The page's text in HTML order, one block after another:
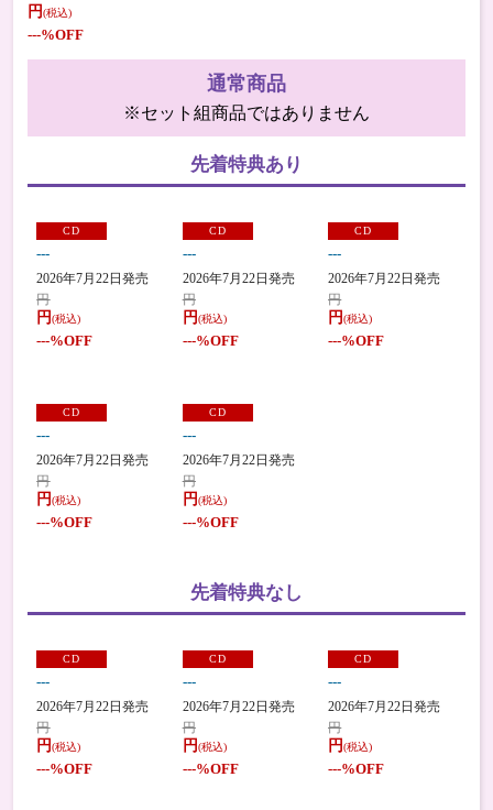
円(税込)
---%OFF
通常商品
※セット組商品ではありません
先着特典あり
CD
---
2026年7月22日発売
円
円(税込)
---%OFF
CD
---
2026年7月22日発売
円
円(税込)
---%OFF
CD
---
2026年7月22日発売
円
円(税込)
---%OFF
CD
---
2026年7月22日発売
円
円(税込)
---%OFF
CD
---
2026年7月22日発売
円
円(税込)
---%OFF
先着特典なし
CD
---
2026年7月22日発売
円
円(税込)
---%OFF
CD
---
2026年7月22日発売
円
円(税込)
---%OFF
CD
---
2026年7月22日発売
円
円(税込)
---%OFF